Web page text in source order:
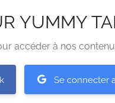
YUMMY
accéder à nos
Se connecter